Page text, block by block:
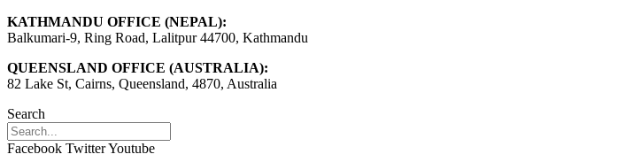
KATHMANDU OFFICE (NEPAL):
Balkumari-9, Ring Road, Lalitpur 44700, Kathmandu
QUEENSLAND OFFICE (AUSTRALIA):
82 Lake St, Cairns, Queensland, 4870, Australia
Search
Facebook TwitterYoutube